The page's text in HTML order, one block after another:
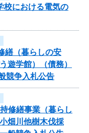
校における電気の
繕（暮らしの安
遊学館）（債務）
競争入札公告
修繕事業（暮らし
畑川他樹木伐採